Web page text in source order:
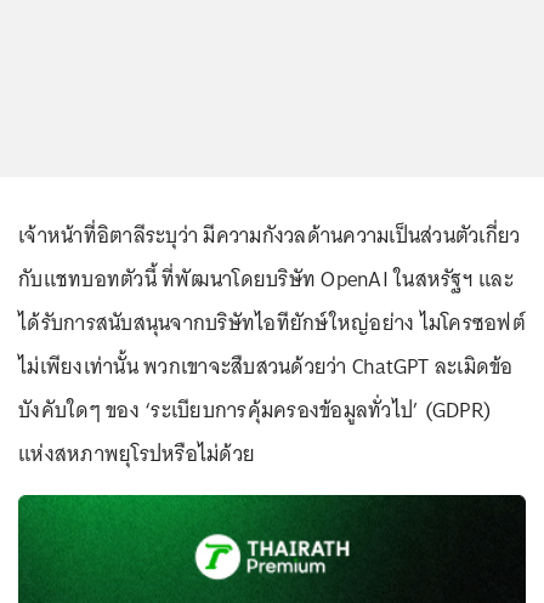
เจ้าหน้าที่อิตาลีระบุว่า มีความกังวลด้านความเป็นส่วนตัวเกี่ยว
กับแชทบอทตัวนี้ ที่พัฒนาโดยบริษัท OpenAI ในสหรัฐฯ และ
ได้รับการสนับสนุนจากบริษัทไอทียักษ์ใหญ่อย่าง ไมโครซอฟต์
ไม่เพียงเท่านั้น พวกเขาจะสืบสวนด้วยว่า ChatGPT ละเมิดข้อ
บังคับใดๆ ของ ‘ระเบียบการคุ้มครองข้อมูลทั่วไป’ (GDPR)
แห่งสหภาพยุโรปหรือไม่ด้วย